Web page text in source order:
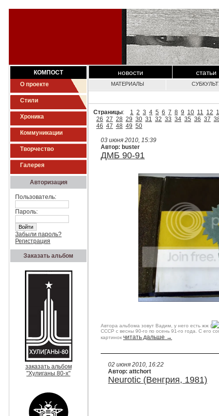
КОМПОСТ
О проекте
Стили
Хроника
Коммуникации
Творчество
Галерея
Авторизация
Пользователь:
Пароль:
Забыли пароль?
Регистрация
Заказать альбом
заказать альбом
"Хулиганы 80-х"
новости статьи
МАТЕРИАЛЫ
Страницы: 1 2 3 4 5 6 7 8 9 10 11 12
26 27 28 29 30 31 32 33 34 35 36 37
46 47 48 49 50
03 июня 2010, 15:39
Автор: buster
ДМБ 90-91
Автора альбома зовут Вадим, у него есть жж (
СССР с весны 90-го по осень 91-го года. С его
картинок читать дальше →
02 июня 2010, 16:22
Автор: attchort
Neurotic (Венгрия, 1981)